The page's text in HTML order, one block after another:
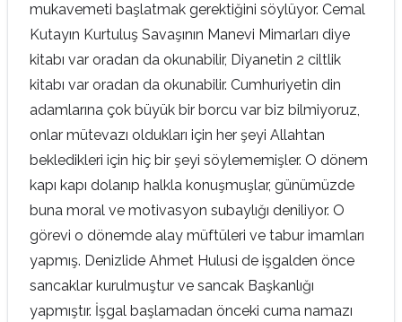
mukavemeti başlatmak gerektiğini söylüyor. Cemal
Kutayın Kurtuluş Savaşının Manevi Mimarları diye
kitabı var oradan da okunabilir, Diyanetin 2 ciltlik
kitabı var oradan da okunabilir. Cumhuriyetin din
adamlarına çok büyük bir borcu var biz bilmiyoruz,
onlar mütevazı oldukları için her şeyi Allahtan
bekledikleri için hiç bir şeyi söylememişler. O dönem
kapı kapı dolanıp halkla konuşmuşlar, günümüzde
buna moral ve motivasyon subaylığı deniliyor. O
görevi o dönemde alay müftüleri ve tabur imamları
yapmış. Denizlide Ahmet Hulusi de işgalden önce
sancaklar kurulmuştur ve sancak Başkanlığı
yapmıştır. İşgal başlamadan önceki cuma namazı